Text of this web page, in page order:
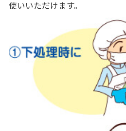
使いいただけます。